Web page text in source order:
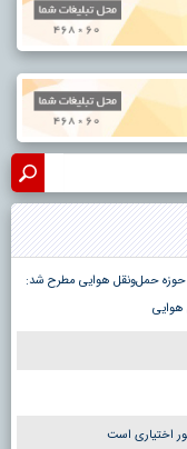
حوزه حمل‌ونقل هوایی مطرح شد:
هوایی
اختیاری است